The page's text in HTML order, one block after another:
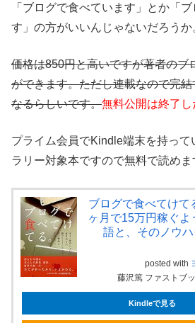
「ブログで食べています」とか「
す」の方がいいんじゃないだろうか
価格は850円と高いですが著者のブ
ができます。ただし連載なので完
なるらしいです。無料公開は終了し
プライム会員でKindle端末を持っ
ラリー対象本ですので無料で読めま
ブログで食べてけて
ヶ月で15万円稼ぐよ
語と、そのノウ
posted with
藤沢篤 ファストブ
Kindleで見る